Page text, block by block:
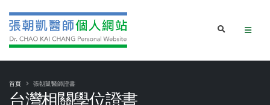
台灣相關學位證書
首頁 張朝凱醫師證書